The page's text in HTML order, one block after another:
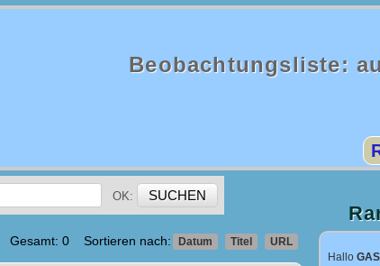
Beobachtungsliste:
OK:
Gesamt: 0 Sortieren nach: Datum Titel URL
Hallo